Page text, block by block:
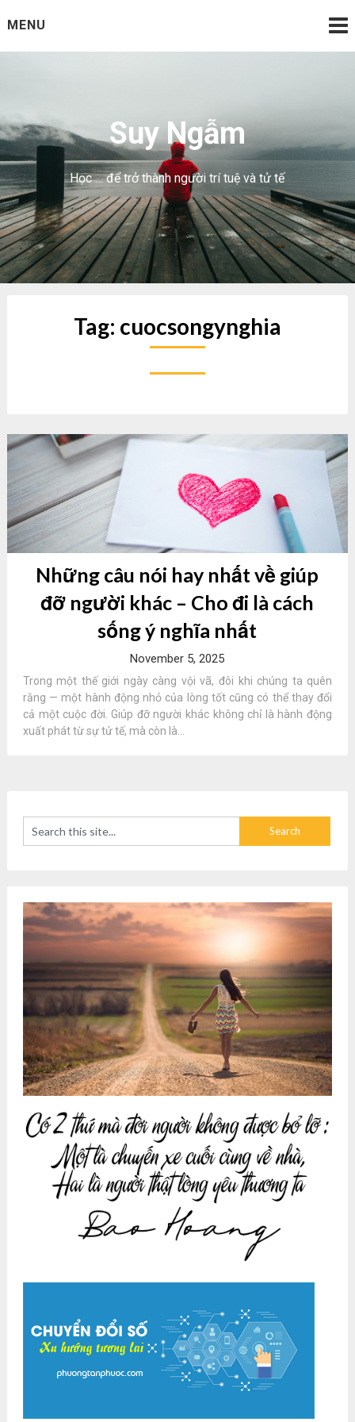
toMENU
Suy Ngẫm
Học … để trở thành người trí tuệ và tử tế
Tag: cuocsongynghia
Những câu nói hay nhất về giúp
đỡ người khác – Cho đi là cách
sống ý nghĩa nhất
November 5, 2025
Trong một thế giới ngày càng vội vã, đôi khi chúng ta quên
rằng — một hành động nhỏ của lòng tốt cũng có thể thay đổi
cả một cuộc đời. Giúp đỡ người khác không chỉ là hành động
xuất phát từ sự tử tế, mà còn là...